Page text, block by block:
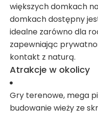
większych domkach
domkach dostępny
idealne zarówno dla
zapewniając
kontakt z naturą.
Atrakcje w okolicy
Gry terenowe, mega
budowanie wieży ze